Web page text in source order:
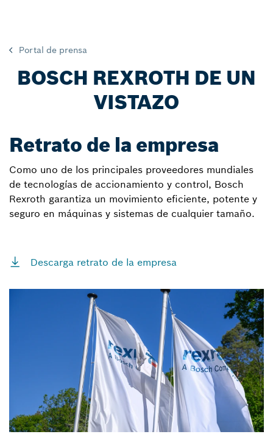
Portal de prensa
BOSCH REXROTH DE UN
VISTAZO
Retrato de la empresa
Como uno de los principales proveedores mundiales
de tecnologías de accionamiento y control, Bosch
Rexroth garantiza un movimiento eficiente, potente y
seguro en máquinas y sistemas de cualquier tamaño.
Descarga retrato de la empresa